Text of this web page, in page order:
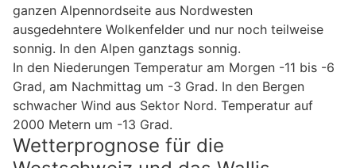
ganzen Alpennordseite aus Nordwesten
ausgedehntere Wolkenfelder und nur noch teilweise
sonnig. In den Alpen ganztags sonnig.
In den Niederungen Temperatur am Morgen -11 bis -6
Grad, am Nachmittag um -3 Grad. In den Bergen
schwacher Wind aus Sektor Nord. Temperatur auf
2000 Metern um -13 Grad.
Wetterprognose für die